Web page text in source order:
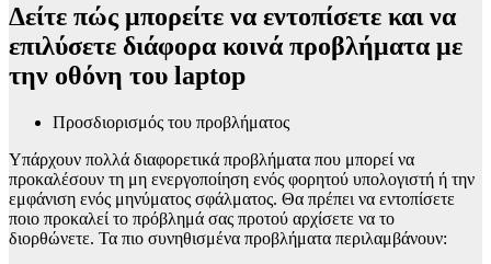
Δείτε πώς μπορείτε να εντοπίσετε και να
επιλύσετε διάφορα κοινά προβλήματα με
την οθόνη του laptop
Προσδιορισμός του προβλήματος
Υπάρχουν πολλά διαφορετικά προβλήματα που μπορεί να
προκαλέσουν τη μη ενεργοποίηση ενός φορητού υπολογιστή ή την
εμφάνιση ενός μηνύματος σφάλματος. Θα πρέπει να εντοπίσετε
ποιο προκαλεί το πρόβλημά σας προτού αρχίσετε να το
διορθώνετε. Τα πιο συνηθισμένα προβλήματα περιλαμβάνουν: